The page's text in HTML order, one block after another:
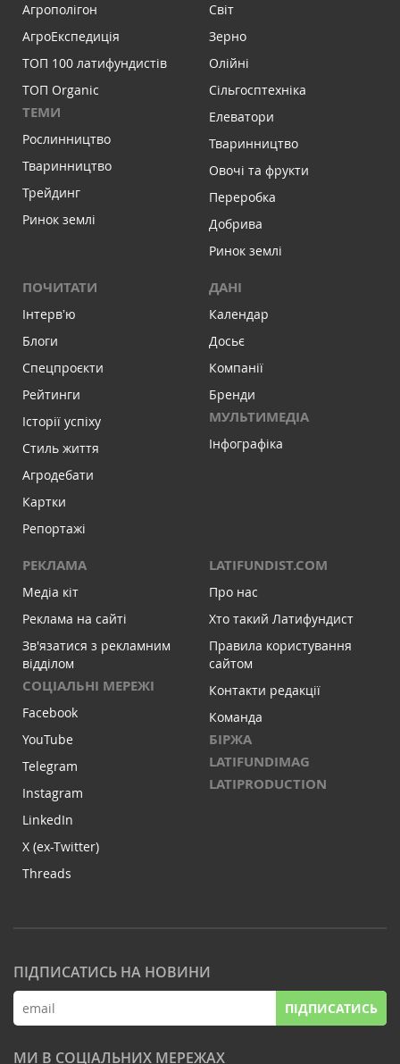
Агрополігон
АгроЕкспедиція
ТОП 100 латифундистів
ТОП Organic
ТЕМИ
Рослинництво
Тваринництво
Трейдинг
Ринок землі
Світ
Зерно
Олійні
Сільгосптехніка
Елеватори
Тваринництво
Овочі та фрукти
Переробка
Добрива
Ринок землі
ПОЧИТАТИ
Інтервʼю
Блоги
Спецпроєкти
Рейтинги
Історії успіху
Стиль життя
Агродебати
Картки
Репортажі
ДАНІ
Календар
Досьє
Компанії
Бренди
МУЛЬТИМЕДІА
Інфографіка
РЕКЛАМА
Медіа кіт
Реклама на сайті
Зв'язатися з рекламним
відділом
СОЦІАЛЬНІ МЕРЕЖІ
Facebook
YouTube
Telegram
Instagram
LinkedIn
X (ex-Twitter)
Threads
LATIFUNDIST.COM
Про нас
Хто такий Латифундист
Правила користування
сайтом
Контакти редакції
Команда
БІРЖА
LATIFUNDIMAG
LATIPRODUCTION
ПІДПИСАТИСЬ НА НОВИНИ
ПІДПИСАТИСЬ
МИ В СОЦІАЛЬНИХ МЕРЕЖАХ